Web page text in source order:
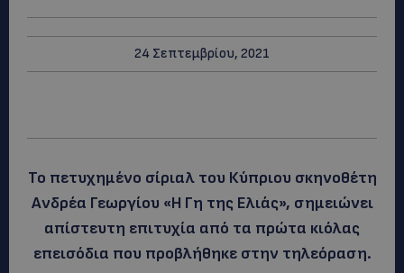
24 Σεπτεμβρίου, 2021
Το πετυχημένο σίριαλ του Κύπριου σκηνοθέτη
Ανδρέα Γεωργίου «Η Γη της Ελιάς», σημειώνει
απίστευτη επιτυχία από τα πρώτα κιόλας
επεισόδια που προβλήθηκε στην τηλεόραση.